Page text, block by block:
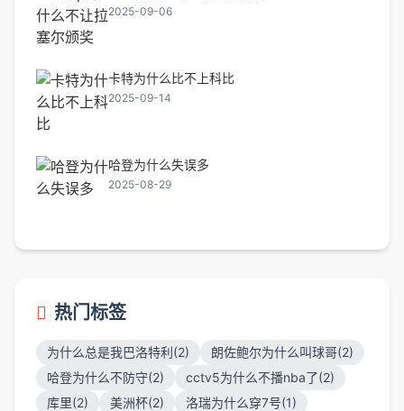
2025-09-06
卡特为什么比不上科比
2025-09-14
哈登为什么失误多
2025-08-29
热门标签
为什么总是我巴洛特利(2)
朗佐鲍尔为什么叫球哥(2)
哈登为什么不防守(2)
cctv5为什么不播nba了(2)
库里(2)
美洲杯(2)
洛瑞为什么穿7号(1)